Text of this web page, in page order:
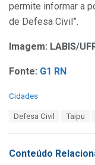
permite informar a
de Defesa Civil”.
Imagem: LABIS/
Fonte: G1 RN
C
o
r
Cidades
:
Defesa Civil Taipu
Conteúdo